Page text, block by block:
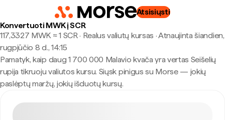
Atsisiųsti
Konvertuoti MWK į SCR
117,3327 MWK ≈ 1 SCR · Realus valiutų kursas ·Atnaujinta šiandien,
rugpjūčio 8 d., 14:15
Pamatyk, kaip daug 1 700 000 Malavio kvača yra vertas Seišelių
rupija tikruoju valiutos kursu. Siųsk pinigus su Morse — jokių
paslėptų maržų, jokių išduotų kursų.